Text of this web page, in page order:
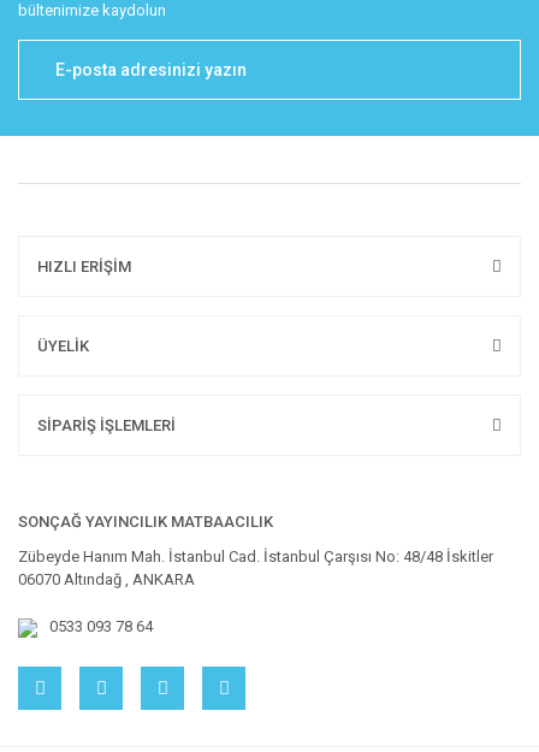
bültenimize kaydolun
HIZLI ERİŞİM
ÜYELİK
SİPARİŞ İŞLEMLERİ
SONÇAĞ YAYINCILIK MATBAACILIK
Zübeyde Hanım Mah. İstanbul Cad. İstanbul Çarşısı No: 48/48 İskitler
06070 Altındağ , ANKARA
0533 093 78 64